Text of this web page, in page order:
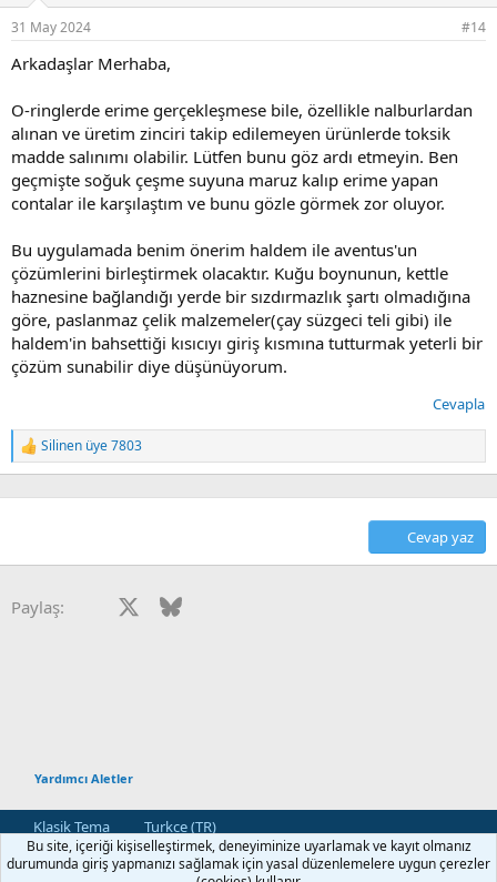
31 May 2024 #14
Arkadaşlar Merhaba,
O-ringlerde erime gerçekleşmese bile, özellikle nalburlardan
alınan ve üretim zinciri takip edilemeyen ürünlerde toksik
madde salınımı olabilir. Lütfen bunu göz ardı etmeyin. Ben
geçmişte soğuk çeşme suyuna maruz kalıp erime yapan
contalar ile karşılaştım ve bunu gözle görmek zor oluyor.
Bu uygulamada benim önerim haldem ile aventus'un
çözümlerini birleştirmek olacaktır. Kuğu boynunun, kettle
haznesine bağlandığı yerde bir sızdırmazlık şartı olmadığına
göre, paslanmaz çelik malzemeler(çay süzgeci teli gibi) ile
haldem'in bahsettiği kısıcıyı giriş kısmına tutturmak yeterli bir
çözüm sunabilir diye düşünüyorum.
Cevapla
T
e
Silinen üye 7803
Cevap yaz
Paylaş: Facebook Bluesky
Yardımcı Aletler
Klasik Tema
Turkce (TR)
Bize Ulaşın
Kullanım ve Şartlar Gizlilik Politikası
Yardım
R
Bu site, içeriği kişiselleştirmek, deneyiminize uyarlamak ve kayıt olmanız
durumunda giriş yapmanızı sağlamak için yasal düzenlemelere uygun çerezler